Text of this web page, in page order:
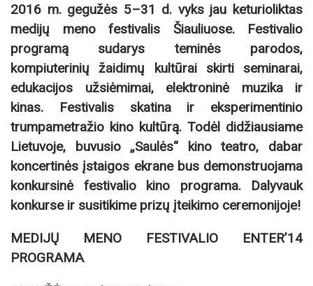
2016 m. gegužės 5–31 d. vyks jau keturioliktas
medijų meno festivalis Šiauliuose. Festivalio
programą sudarys teminės parodos,
kompiuterinių žaidimų kultūrai skirti seminarai,
edukacijos užsiėmimai, elektroninė muzika ir
kinas. Festivalis skatina ir eksperimentinio
trumpametražio kino kultūrą. Todėl didžiausiame
Lietuvoje, buvusio „Saulės“ kino teatro, dabar
koncertinės įstaigos ekrane bus demonstruojama
konkursinė festivalio kino programa. Dalyvauk
konkurse ir susitikime prizų įteikimo ceremonijoje!
MEDIJŲ MENO FESTIVALIO ENTER’14
PROGRAMA